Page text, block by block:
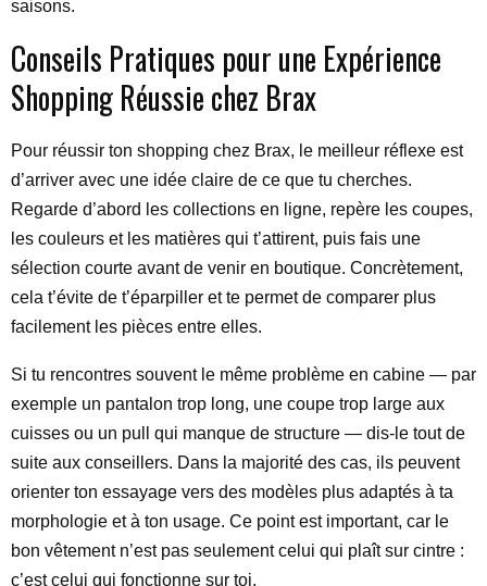
saisons.
Conseils Pratiques pour une Expérience
Shopping Réussie chez Brax
Pour réussir ton shopping chez Brax, le meilleur réflexe est
d’arriver avec une idée claire de ce que tu cherches.
Regarde d’abord les collections en ligne, repère les coupes,
les couleurs et les matières qui t’attirent, puis fais une
sélection courte avant de venir en boutique. Concrètement,
cela t’évite de t’éparpiller et te permet de comparer plus
facilement les pièces entre elles.
Si tu rencontres souvent le même problème en cabine — par
exemple un pantalon trop long, une coupe trop large aux
cuisses ou un pull qui manque de structure — dis-le tout de
suite aux conseillers. Dans la majorité des cas, ils peuvent
orienter ton essayage vers des modèles plus adaptés à ta
morphologie et à ton usage. Ce point est important, car le
bon vêtement n’est pas seulement celui qui plaît sur cintre :
c’est celui qui fonctionne sur toi.